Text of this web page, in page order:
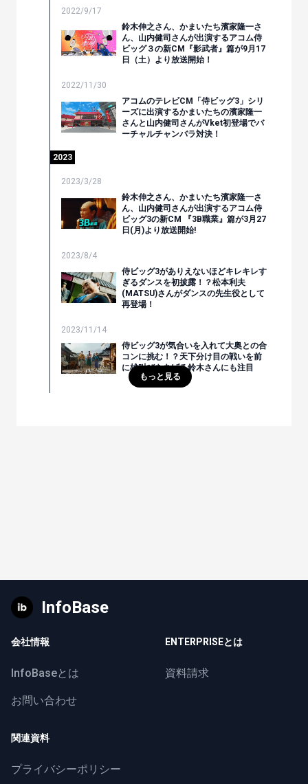
2022/9/17
鈴木伸之さん、かまいたち濱家隆一さ
ん、山内健司さんが出演するアコム侍
ビッグ３の新CM『影武者』篇が9月17
日（土）より放送開始！
2022/11/30
アコムのテレビCM「侍ビッグ3」シリ
ーズに出演するかまいたちの濱家隆一
さんと山内健司さんがVket初登場でバ
ーチャルチャンバラ対決！
2023
2023/3/28
鈴木伸之さん、かまいたち濱家隆一さ
ん、山内健司さんが出演するアコム侍
ビッグ3の新CM 『3B職業』篇が3月27
日(月)より放送開始!
2023/8/4
侍ビッグ3がありえないほどキレキレす
ぎるダンスを初披露！？松本利夫
(MATSU)さんがダンスの先生役として
再登場！
2023/11/14
侍ビッグ3が気合いを入れて大奥との合
コンに挑む！？天下分け目の戦いを前
に雄叫びをあげる鈴木さんにも注目
もっと見る
InfoBase
会社情報
InfoBaseとは
お問い合わせ
ENTERPRISEとは
資料請求
関連資料
プライバシーポリシー